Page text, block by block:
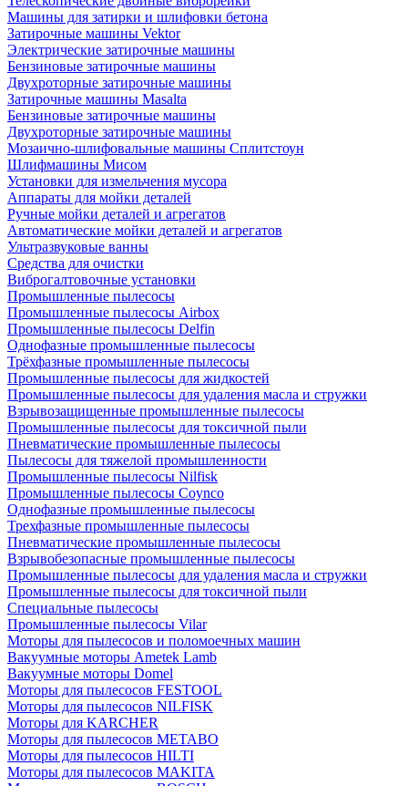
Машины для затирки и шлифовки бетона
Затирочные машины Vektor
Электрические затирочные машины
Бензиновые затирочные машины
Двухроторные затирочные машины
Затирочные машины Masalta
Бензиновые затирочные машины
Двухроторные затирочные машины
Мозаично-шлифовальные машины Сплитстоун
Шлифмашины Мисом
Установки для измельчения мусора
Аппараты для мойки деталей
Ручные мойки деталей и агрегатов
Автоматические мойки деталей и агрегатов
Ультразвуковые ванны
Средства для очистки
Виброгалтовочные установки
Промышленные пылесосы
Промышленные пылесосы Airbox
Промышленные пылесосы Delfin
Однофазные промышленные пылесосы
Трёхфазные промышленные пылесосы
Промышленные пылесосы для жидкостей
Промышленные пылесосы для удаления масла и стружки
Взрывозащищенные промышленные пылесосы
Промышленные пылесосы для токсичной пыли
Пневматические промышленные пылесосы
Пылесосы для тяжелой промышленности
Промышленные пылесосы Nilfisk
Промышленные пылесосы Coynco
Однофазные промышленные пылесосы
Трехфазные промышленные пылесосы
Пневматические промышленные пылесосы
Взрывобезопасные промышленные пылесосы
Промышленные пылесосы для удаления масла и стружки
Промышленные пылесосы для токсичной пыли
Специальные пылесосы
Промышленные пылесосы Vilar
Моторы для пылесосов и поломоечных машин
Вакуумные моторы Ametek Lamb
Вакуумные моторы Domel
Моторы для пылесосов FESTOOL
Моторы для пылесосов NILFISK
Моторы для KARCHER
Моторы для пылесосов METABO
Моторы для пылесосов HILTI
Моторы для пылесосов MAKITA